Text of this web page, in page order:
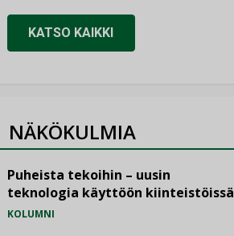
KATSO KAIKKI
NÄKÖKULMIA
Puheista tekoihin – uusin
teknologia käyttöön kiinteistöissä
KOLUMNI